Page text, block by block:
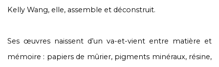
Kelly Wang, elle, assemble et déconstruit.
Ses œuvres naissent d’un va-et-vient entre matière et
mémoire : papiers de mûrier, pigments minéraux, résine,